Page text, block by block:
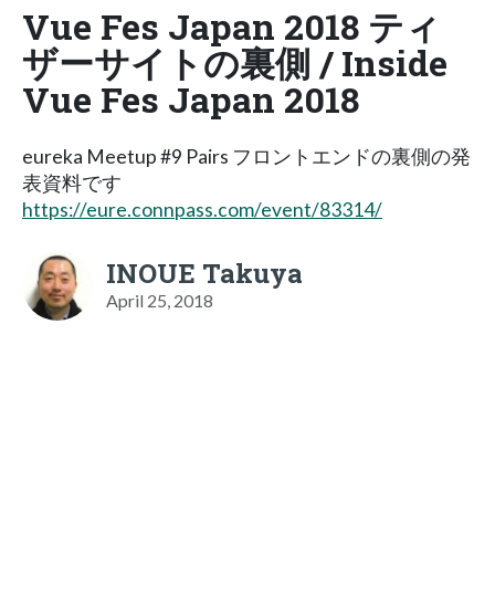
Vue Fes Japan 2018 ティ
ザーサイトの裏側 / Inside
Vue Fes Japan 2018
eureka Meetup #9 Pairs フロントエンドの裏側の発
表資料です
https://eure.connpass.com/event/83314/
INOUE Takuya
April 25, 2018